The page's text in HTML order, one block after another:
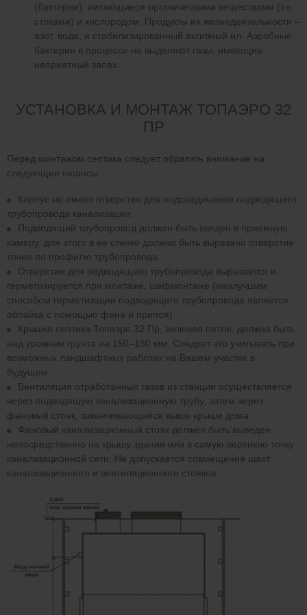
(бактерии), питающиеся органическими веществами (т.е.
стоками) и кислородом. Продукты их жизнедеятельности –
азот, вода, и стабилизированный активный ил. Аэробные
бактерии в процессе не выделяют газы, имеющие
неприятный запах.
УСТАНОВКА И МОНТАЖ ТОПАЭРО 32
ПР
Перед монтажом септика следует обратить внимание на
следующие нюансы:
Корпус не имеет отверстия для подсоединения подводящего
трубопровода канализации.
Подводящий трубопровод должен быть введен в приемную
камеру, для этого в ее стенке должно быть вырезано отверстие
точно по профилю трубопровода.
Отверстие для подводящего трубопровода вырезается и
герметизируется при монтаже, шефмонтаже (наилучшим
способом герметизации подводящего трубопровода является
обпайка с помощью фена и припоя).
Крышка септика Топаэро 32 Пр, включая петли, должна быть
над уровнем грунта на 150–180 мм. Следует это учитывать при
возможных ландшафтных работах на Вашем участке в
будущем.
Вентиляция отработанных газов из станции осуществляется
через подводящую канализационную трубу, затем через
фановый стояк, заканчивающийся выше крыши дома.
Фановый канализационный стояк должен быть выведен
непосредственно на крышу здания или в самую верхнюю точку
канализационной сети. Не допускается совмещения шахт
канализационного и вентиляционного стояков.